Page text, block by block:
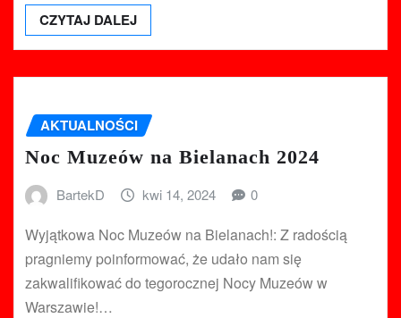
CZYTAJ DALEJ
AKTUALNOŚCI
Noc Muzeów na Bielanach 2024
BartekD kwi 14, 2024 0
Wyjątkowa Noc Muzeów na Bielanach!: Z radością
pragniemy poinformować, że udało nam się
zakwalifikować do tegorocznej Nocy Muzeów w
Warszawie!…